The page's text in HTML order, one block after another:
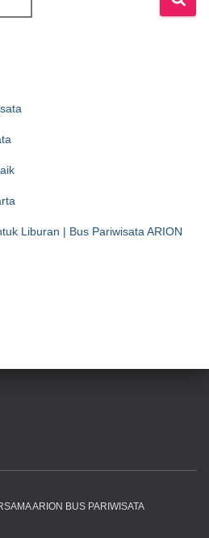
Liburan | Bus Pariwisata ARION
ARION BUS PARIWISATA